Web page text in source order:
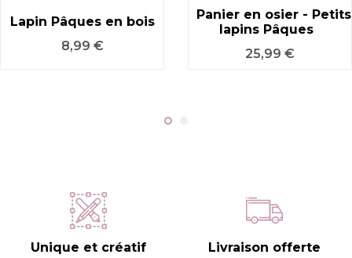
Lapin Pâques en bois
Prix
8,99 €
Panier en osier - Petits
lapins Pâques
Prix
25,99 €
Unique et créatif
Livraison offerte